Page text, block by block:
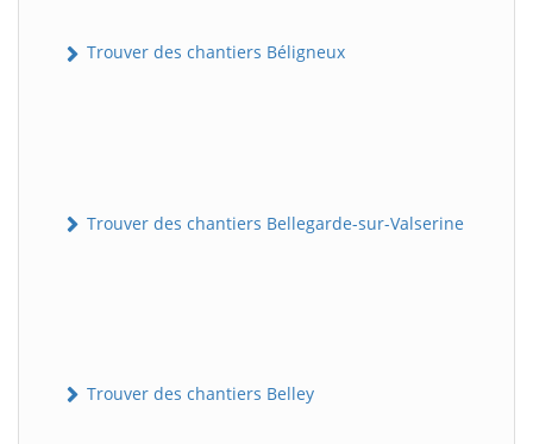
Trouver des chantiers Béligneux
Trouver des chantiers Bellegarde-sur-Valserine
Trouver des chantiers Belley